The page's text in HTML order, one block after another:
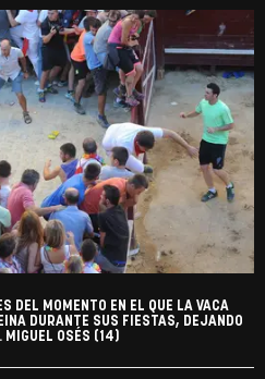
DEL MOMENTO EN EL QUE LA VACA
DURANTE SUS FIESTAS, DEJANDO
MIGUEL OSÉS (14)